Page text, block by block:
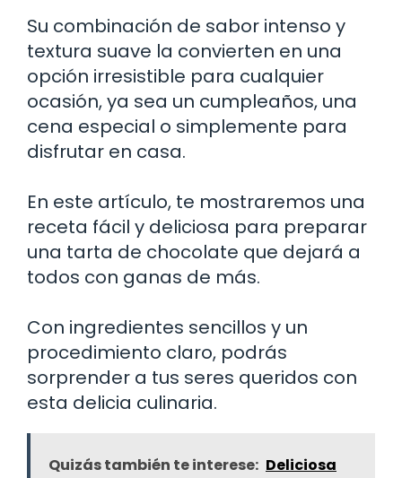
Su combinación de sabor intenso y
textura suave la convierten en una
opción irresistible para cualquier
ocasión, ya sea un cumpleaños, una
cena especial o simplemente para
disfrutar en casa.
En este artículo, te mostraremos una
receta fácil y deliciosa para preparar
una tarta de chocolate que dejará a
todos con ganas de más.
Con ingredientes sencillos y un
procedimiento claro, podrás
sorprender a tus seres queridos con
esta delicia culinaria.
Quizás también te interese: Deliciosa